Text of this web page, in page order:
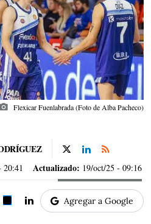
photo_camera Flexicar Fuenlabrada (Foto de Alba Pacheco)
20:41 Actualizado: 19/oct/25 - 09:16
Agregar a Google